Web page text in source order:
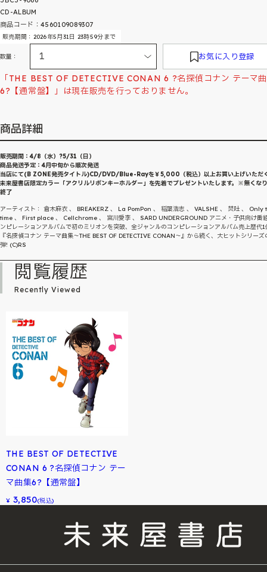
CD-ALBUM
商品コード：4560109089307
販売期間：2026年5月31日 23時59分まで
数量： お気に入り登録
「THE BEST OF DETECTIVE CONAN 6 ?名探偵コナン テーマ
6?【通常盤】」は現在販売を行っておりません。
商品詳細
販売期間：4/8（水）?5/31（日）
商品発送予定：4月中旬から順次発送
当店にて(B ZONE発売タイトル)CD/DVD/Blue-Rayを￥5,000（税込）以上お買い上げいただ
未来屋書店限定カラー「アクリルリボンキーホルダー」を先着でプレゼントいたします。※無くな
終了
アーティスト： 倉木麻衣 、 BREAKERZ 、 La PomPon 、 稲葉浩志 、 VALSHE 、 焚吐 、 Only
time 、 First place 、 Cellchrome 、 宮川愛李 、 SARD UNDERGROUND アニメ・子供向け番
ンピレーションアルバムで初のミリオンを突破、全ジャンルのコンピレーションアルバム売上歴代1
『名探偵コナン テーマ曲集〜THE BEST OF DETECTIVE CONAN〜』から続く、大ヒットシリーズ
弾! (C)RS
閲覧履歴
Recently Viewed
THE BEST OF DETECTIVE
CONAN 6 ?名探偵コナン テー
マ曲集6?【通常盤】
¥ 3,850(税込)